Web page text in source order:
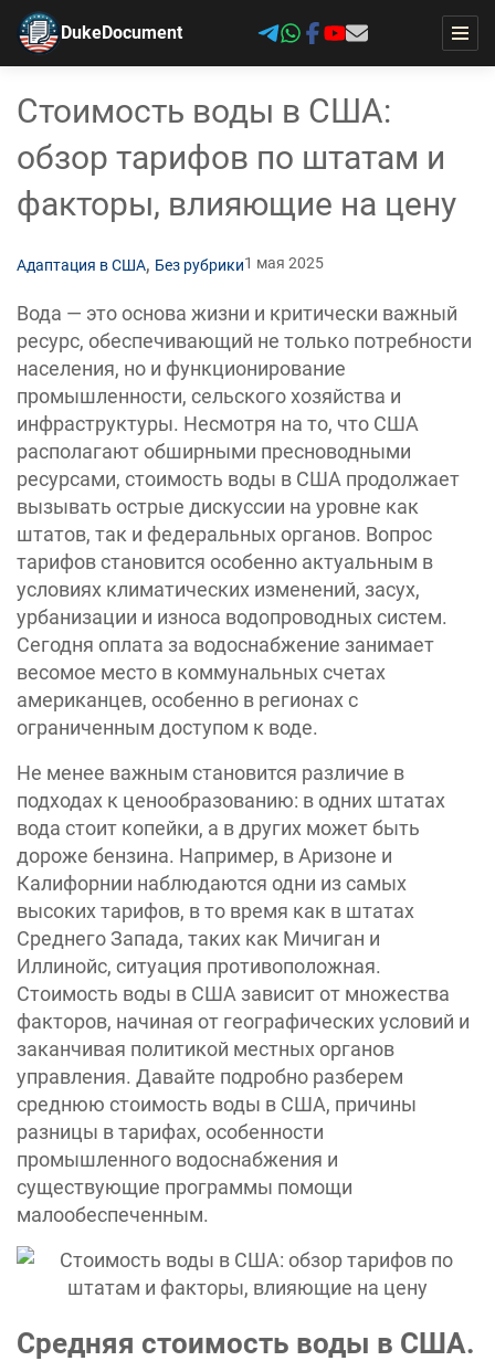
DukeDocument
Стоимость воды в США:
обзор тарифов по штатам и
факторы, влияющие на цену
Адаптация в США, Без рубрики1 мая 2025
Вода — это основа жизни и критически важный
ресурс, обеспечивающий не только потребности
населения, но и функционирование
промышленности, сельского хозяйства и
инфраструктуры. Несмотря на то, что США
располагают обширными пресноводными
ресурсами, стоимость воды в США продолжает
вызывать острые дискуссии на уровне как
штатов, так и федеральных органов. Вопрос
тарифов становится особенно актуальным в
условиях климатических изменений, засух,
урбанизации и износа водопроводных систем.
Сегодня оплата за водоснабжение занимает
весомое место в коммунальных счетах
американцев, особенно в регионах с
ограниченным доступом к воде.
Не менее важным становится различие в
подходах к ценообразованию: в одних штатах
вода стоит копейки, а в других может быть
дороже бензина. Например, в Аризоне и
Калифорнии наблюдаются одни из самых
высоких тарифов, в то время как в штатах
Среднего Запада, таких как Мичиган и
Иллинойс, ситуация противоположная.
Стоимость воды в США зависит от множества
факторов, начиная от географических условий и
заканчивая политикой местных органов
управления. Давайте подробно разберем
среднюю стоимость воды в США, причины
разницы в тарифах, особенности
промышленного водоснабжения и
существующие программы помощи
малообеспеченным.
Средняя стоимость воды в США.